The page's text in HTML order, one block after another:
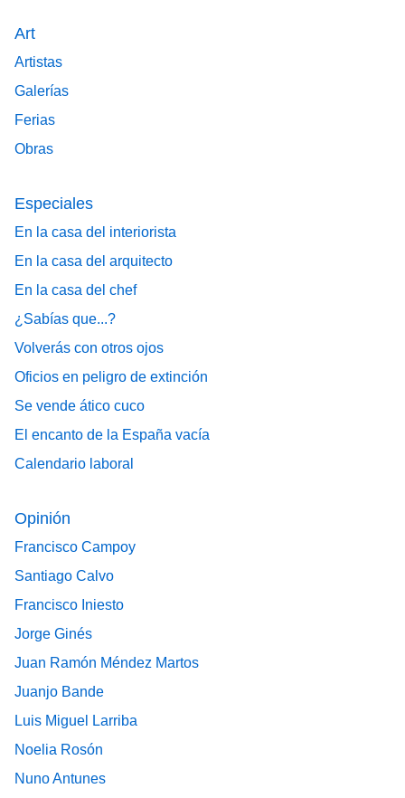
Art
Artistas
Galerías
Ferias
Obras
Especiales
En la casa del interiorista
En la casa del arquitecto
En la casa del chef
¿Sabías que...?
Volverás con otros ojos
Oficios en peligro de extinción
Se vende ático cuco
El encanto de la España vacía
Calendario laboral
Opinión
Francisco Campoy
Santiago Calvo
Francisco Iniesto
Jorge Ginés
Juan Ramón Méndez Martos
Juanjo Bande
Luis Miguel Larriba
Noelia Rosón
Nuno Antunes